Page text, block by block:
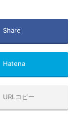
Share
Hatena
URLコピー